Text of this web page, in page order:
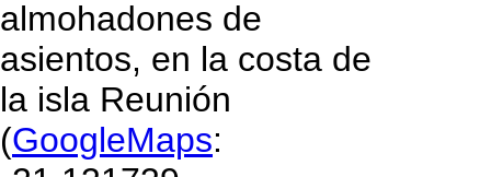
almohadones de
asientos, en la costa de
la isla Reunión
(GoogleMaps: